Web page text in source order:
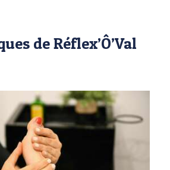
de Réflex’Ô’Val